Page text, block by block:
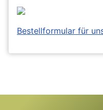
Bestellformular für